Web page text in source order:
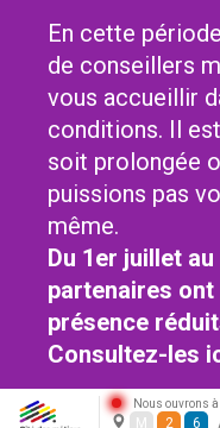
En cette
de conseillers
vous accueillir
conditions. Il
soit prolongée
puissions pas
même.
Du 1er juillet
partenaires
présence
Consultez-les
Nous ouvrons
M 2 6